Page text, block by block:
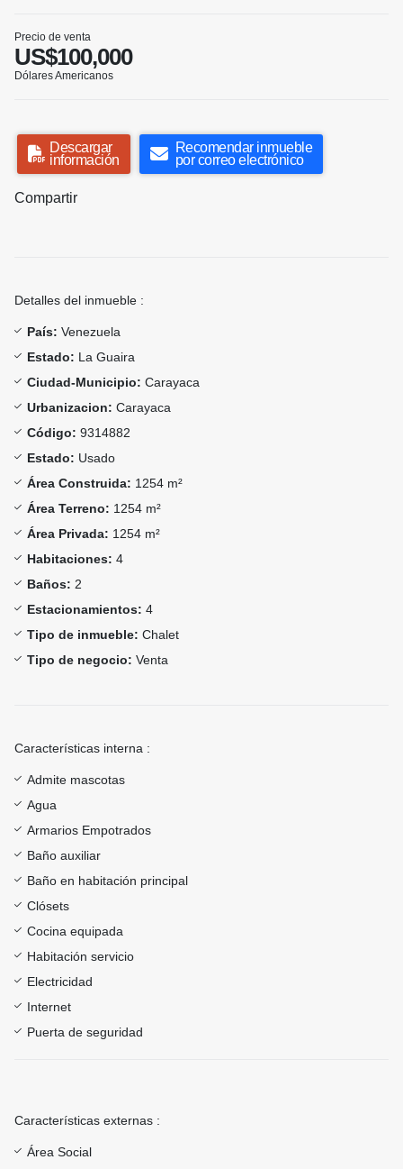
Precio de venta
US$100,000
Dólares Americanos
Descargar
información
Recomendar inmueble
por correo electrónico
Compartir
Detalles del inmueble :
País: Venezuela
Estado: La Guaira
Ciudad-Municipio: Carayaca
Urbanizacion: Carayaca
Código: 9314882
Estado: Usado
Área Construida: 1254 m²
Área Terreno: 1254 m²
Área Privada: 1254 m²
Habitaciones: 4
Baños: 2
Estacionamientos: 4
Tipo de inmueble: Chalet
Tipo de negocio: Venta
Características interna :
Admite mascotas
Agua
Armarios Empotrados
Baño auxiliar
Baño en habitación principal
Clósets
Cocina equipada
Habitación servicio
Electricidad
Internet
Puerta de seguridad
Características externas :
Área Social